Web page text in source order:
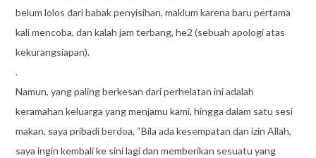
belum lolos dari babak penyisihan, maklum karena baru pertama
kali mencoba, dan kalah jam terbang, he2 (sebuah apologi atas
kekurangsiapan).
.
Namun, yang paling berkesan dari perhelatan ini adalah
keramahan keluarga yang menjamu kami, hingga dalam satu sesi
makan, saya pribadi berdoa, “Bila ada kesempatan dan izin Allah,
saya ingin kembali ke sini lagi dan memberikan sesuatu yang